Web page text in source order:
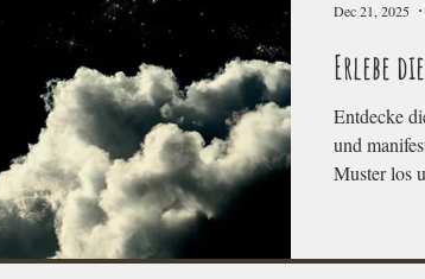
Erlebe
Entdecke
und
Muster los
Dec 21, 2025